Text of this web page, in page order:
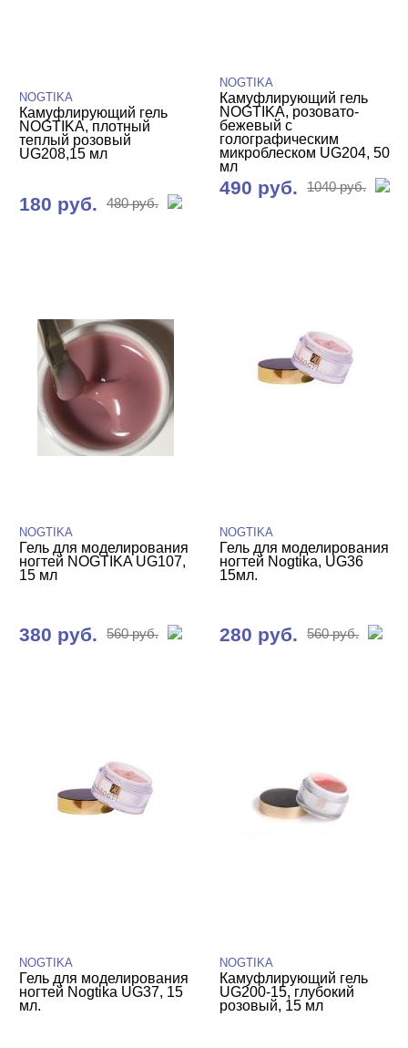
Гели для френча
Камуфлирующие гели
Конструирующие гели
БРЕНДЫ Cвернуть
NOGTIKA
ВИДЫ ГЕЛЕЙ Cвернуть
NOGTIKA
Камуфлирующий гель
NOGTIKA, плотный
теплый розовый
UG208,15 мл
180 руб. 480 руб.
NOGTIKA
Камуфлирующий гель
NOGTIKA, розовато-
бежевый с
голографическим
микроблеском UG204, 50
мл
490 руб. 1040 руб.
NOGTIKA
Гель для моделирования
ногтей NOGTIKA UG107,
15 мл
380 руб. 560 руб.
NOGTIKA
Гель для моделирования
ногтей Nogtika, UG36
15мл.
280 руб. 560 руб.
NOGTIKA
Гель для моделирования
ногтей Nogtika UG37, 15
мл.
NOGTIKA
Камуфлирующий гель
UG200-15, глубокий
розовый, 15 мл